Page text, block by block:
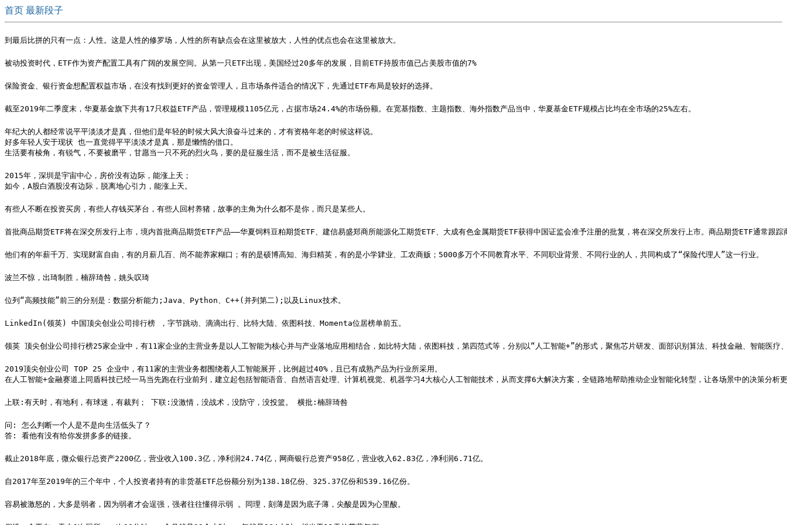
首页 最新段子
到最后比拼的只有一点：人性。这是人性的修罗场，人性的所有缺点会在这里被放大，人性的优点也会在这里被放大。
被动投资时代，ETF作为资产配置工具有广阔的发展空间。从第一只ETF出现，美国经过20多年的发展，目前ETF持股市值已占美股市值的7%
保险资金、银行资金想配置权益市场，在没有找到更好的资金管理人，且市场条件适合的情况下，先通过ETF布局是较好的选择。
截至2019年二季度末，华夏基金旗下共有17只权益ETF产品，管理规模1105亿元，占据市场24.4%的市场份额。在宽基指数、主题指数、海外指数产品当中，华夏基金ETF规模占比均在全市场的25%左右。
年纪大的人都经常说平平淡淡才是真，但他们是年轻的时候大风大浪奋斗过来的，才有资格年老的时候这样说。
好多年轻人安于现状 也一直觉得平平淡淡才是真，那是懒惰的借口。
生活要有棱角，有锐气，不要被磨平，甘愿当一只不死的烈火鸟，要的是征服生活，而不是被生活征服。
2015年，深圳是宇宙中心，房价没有边际，能涨上天；
如今，A股白酒股没有边际，脱离地心引力，能涨上天。 ​
有些人不断在投资买房，有些人存钱买茅台，有些人回村养猪，故事的主角为什么都不是你，而只是某些人。
首批商品期货ETF将在深交所发行上市，境内首批商品期货ETF产品——华夏饲料豆粕期货ETF、建信易盛郑商所能源化工期货ETF、大成有色金属期货ETF获得中国证监会准予注册的批复，将在深交所发行上市。商品期货ETF通常
他们有的年薪千万、实现财富自由，有的月薪几百、尚不能养家糊口；有的是硕博高知、海归精英，有的是小学肄业、工农商贩；5000多万个不同教育水平、不同职业背景、不同行业的人，共同构成了“保险代理人”这一行业。
波兰不惊，出琦制胜，楠辞琦咎，姚头叹琦
位列“高频技能”前三的分别是：数据分析能力;Java、Python、C++(并列第二);以及Linux技术。
LinkedIn(领英) 中国顶尖创业公司排行榜 ，字节跳动、滴滴出行、比特大陆、依图科技、Momenta位居榜单前五。
领英 顶尖创业公司排行榜25家企业中，有11家企业的主营业务是以人工智能为核心并与产业落地应用相结合，如比特大陆，依图科技，第四范式等，分别以“人工智能+”的形式，聚焦芯片研发、面部识别算法、科技金融、智能医疗
2019顶尖创业公司 TOP 25 企业中，有11家的主营业务都围绕着人工智能展开，比例超过40%，且已有成熟产品为行业所采用。
在人工智能+金融赛道上同盾科技已经一马当先跑在行业前列，建立起包括智能语音、自然语言处理、计算机视觉、机器学习4大核心人工智能技术，从而支撑6大解决方案，全链路地帮助推动企业智能化转型，让各场景中的决策分析
上联:有天时，有地利，有球迷，有裁判； 下联:没激情，没战术，没防守，没投篮。 横批:楠辞琦咎
问: 怎么判断一个人是不是向生活低头了？
答: 看他有没有给你发拼多多的链接。 ​
截止2018年底，微众银行总资产2200亿，营业收入100.3亿，净利润24.74亿，网商银行总资产958亿，营业收入62.83亿，净利润6.71亿。
自2017年至2019年的三个年中，个人投资者持有的非货基ETF总份额分别为138.18亿份、325.37亿份和539.16亿份。
容易被激怒的，大多是弱者，因为弱者才会逞强，强者往往懂得示弱 。同理，刻薄是因为底子薄，尖酸是因为心里酸。